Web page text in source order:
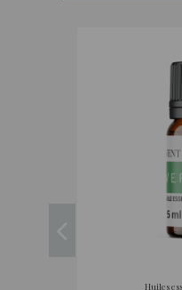
Huiles